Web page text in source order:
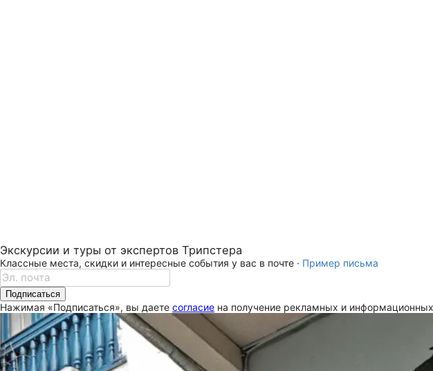
Экскурсии и туры от экспертов Трипстера
Классные места, скидки и интересные события у вас в почте · Пример письма
Подписаться
Нажимая «Подписаться», вы даете согласие на получение рекламных и